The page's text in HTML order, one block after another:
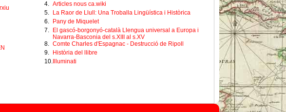
4. Articles nous ca.wiki
5.
La Raor de Llull: Una Troballa Lingüística i Històrica
6.
Pany de Miquelet
7.
El gascó-borgonyó-català Llengua universal a Europa i
Navarra-Basconia del s.XIII al s.XV
8. Comte Charles d'Espagnac - Destrucció de Ripoll
9.
Història del llibre
10. Illuminati